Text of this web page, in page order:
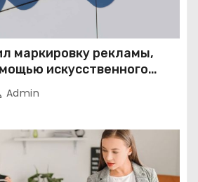
маркировку рекламы,
искусственного
Admin